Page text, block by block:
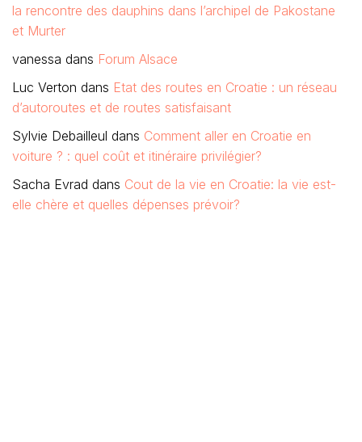
la rencontre des dauphins dans l’archipel de Pakostane
et Murter
vanessa dans Forum Alsace
Luc Verton dans Etat des routes en Croatie : un réseau
d’autoroutes et de routes satisfaisant
Sylvie Debailleul dans Comment aller en Croatie en
voiture ? : quel coût et itinéraire privilégier?
Sacha Evrad dans Cout de la vie en Croatie: la vie est-
elle chère et quelles dépenses prévoir?